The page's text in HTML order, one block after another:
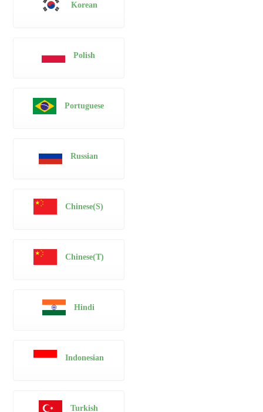
Korean
Polish
Portuguese
Russian
Chinese(S)
Chinese(T)
Hindi
Indonesian
Turkish